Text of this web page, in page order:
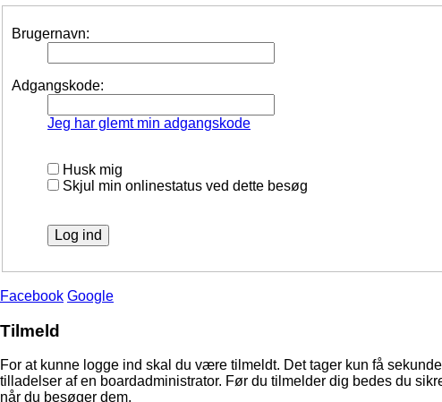
Brugernavn:
Adgangskode:
Jeg har glemt min adgangskode
Husk mig
Skjul min onlinestatus ved dette besøg
Facebook Google
Tilmeld
For at kunne logge ind skal du være tilmeldt. Det tager kun få
tilladelser af en boardadministrator. Før du tilmelder dig bedes du
når du besøger dem.